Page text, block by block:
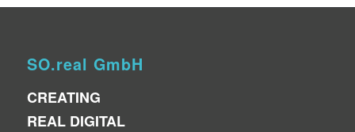
SO.real GmbH
CREATING
REAL DIGITAL